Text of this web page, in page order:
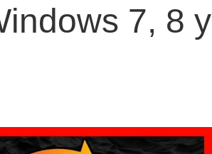
7, 8 y